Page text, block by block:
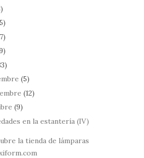
(5)
(12)
(9)
en la estantería (IV)
la tienda de lámparas